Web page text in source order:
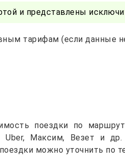
и представлены
тарифам (если данные
поездки по
Uber, Максим, Везет и
можно уточнить по